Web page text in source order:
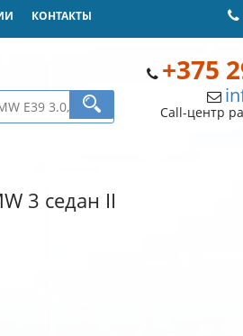
КОНТАКТЫ
+375
Call-центр
3 седан II